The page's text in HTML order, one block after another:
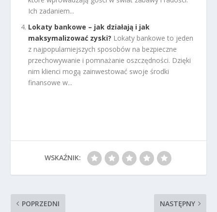
Ich zadaniem...
Lokaty bankowe – jak działają i jak
maksymalizować zyski? Lokaty bankowe to jeden
z najpopularniejszych sposobów na bezpieczne
przechowywanie i pomnażanie oszczędności. Dzięki
nim klienci mogą zainwestować swoje środki
finansowe w...
WSKAŹNIK:
POPRZEDNI NASTĘPNY